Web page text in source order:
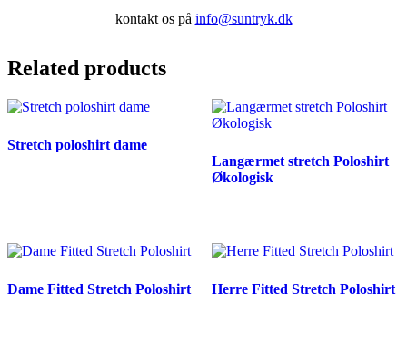
kontakt os på info@suntryk.dk
Related products
Stretch poloshirt dame
Langærmet stretch Poloshirt
Økologisk
Dame Fitted Stretch Poloshirt Herre Fitted Stretch Poloshirt